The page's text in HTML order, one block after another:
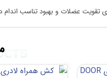
تقویت عضلات و بهبود تناسب اندام